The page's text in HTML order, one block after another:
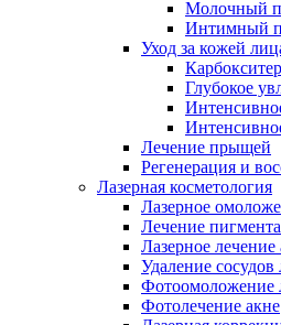
Молочный
Интимный
Уход за кожей
Глубокое
Лечение прыщей
Регенерация и
Лазерная косметология
Лазерное
Лечение
Лазерное лечение
Удаление сосудов
Фотоомоложение
Фотолечение акне